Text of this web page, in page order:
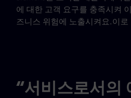
에 대한 고객 요구를 충족시켜
즈니스 위험에 노출시켜요.이
“서비스로서의